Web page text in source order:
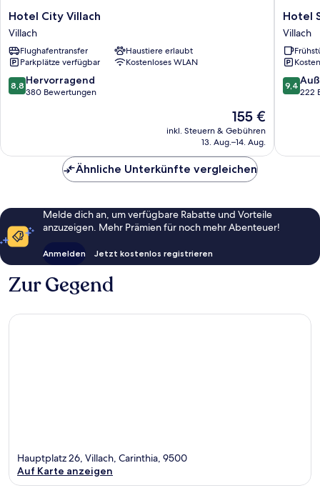
Hotel
City
Villach
Villach
Hotel City Villach
Villach
Flughafentransfer
Haustiere erlaubt
Parkplätze verfügbar
Kostenloses WLAN
8.8
von
8,8 Hervorragend
380 Bewertungen
Der
Preis
beträgt
155 €
inkl. Steuern & Gebühren
13. Aug.–14. Aug.
Hotel
Seven
Villach
Hotel
Villach
9.4
von
9,4
222
Ähnliche Unterkünfte vergleichen
Melde dich an, um verfügbare Rabatte und Vorteile
anzuzeigen. Mehr Prämien für noch mehr Abenteuer!
Anmelden Jetzt kostenlos registrieren
Zur Gegend
Hauptplatz 26, Villach, Carinthia, 9500
Auf Karte anzeigen